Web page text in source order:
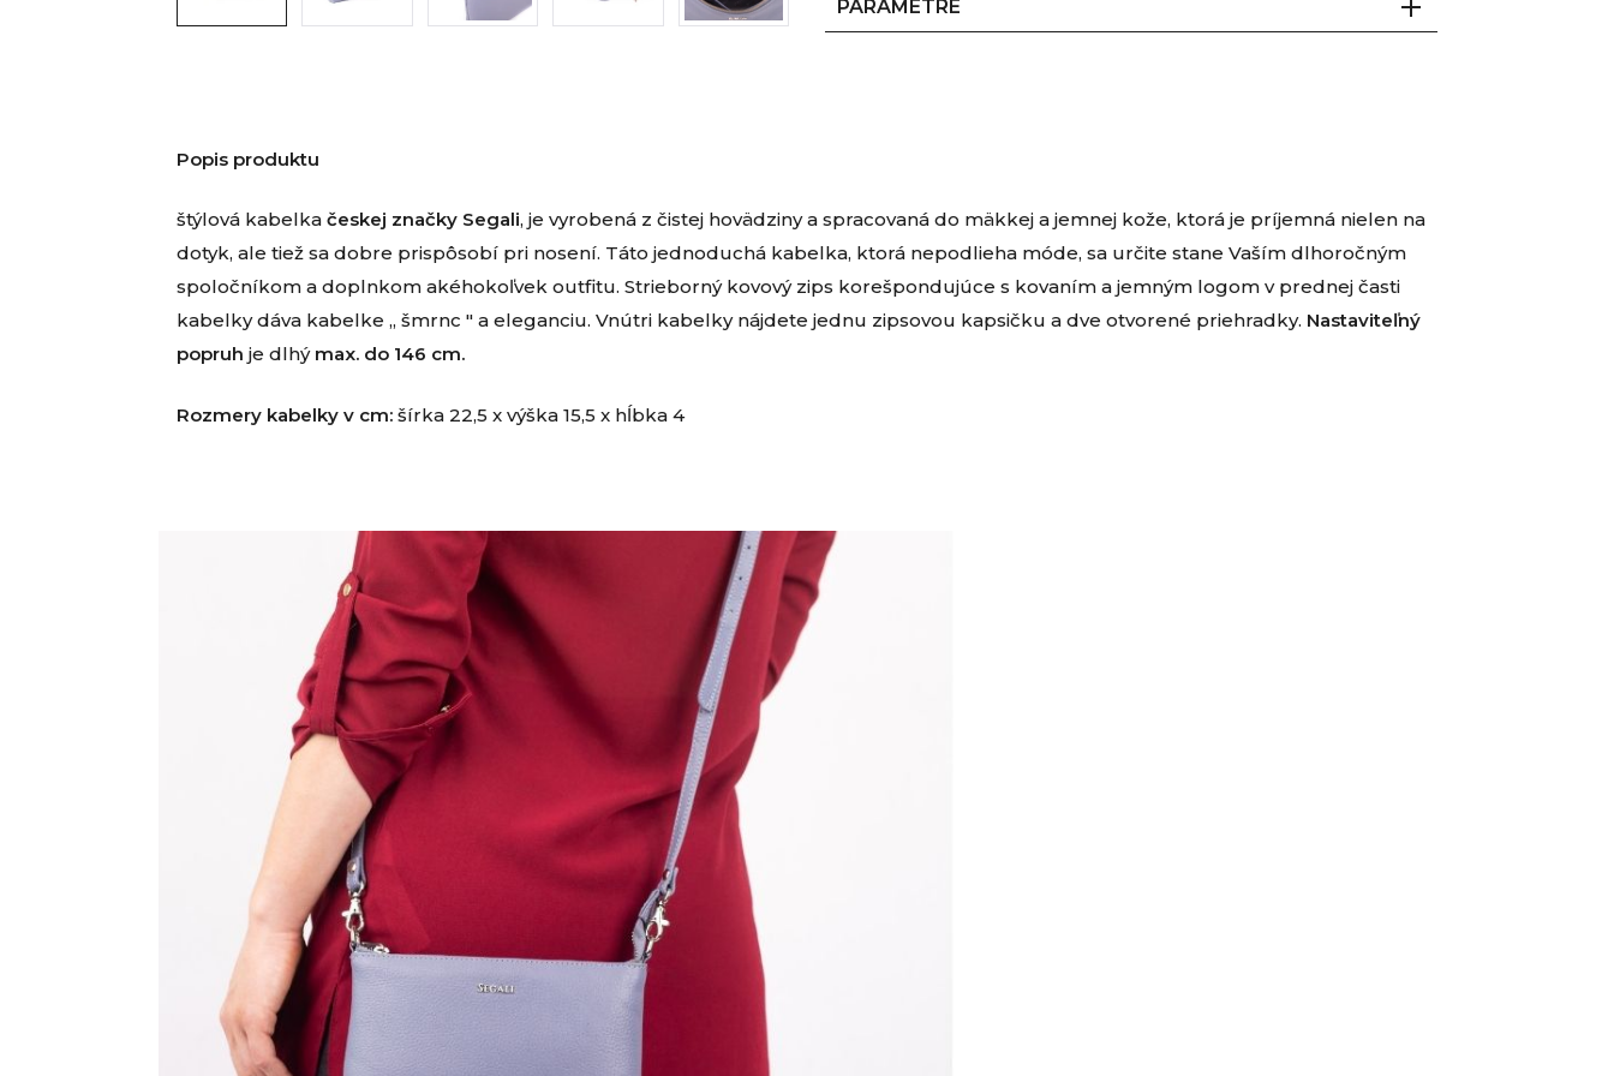
PARAMETRE
Popis produktu
štýlová kabelka českej značky Segali, je vyrobená z čistej hovädziny a spracovaná do mäkkej a jemnej kože, ktorá je príjemná nielen na
dotyk, ale tiež sa dobre prispôsobí pri nosení. Táto jednoduchá kabelka, ktorá nepodlieha móde, sa určite stane Vaším dlhoročným
spoločníkom a doplnkom akéhokoľvek outfitu. Strieborný kovový zips korešpondujúce s kovaním a jemným logom v prednej časti
kabelky dáva kabelke ,, šmrnc " a eleganciu. Vnútri kabelky nájdete jednu zipsovou kapsičku a dve otvorené priehradky. Nastaviteľný
popruh je dlhý max. do 146 cm.
Rozmery kabelky v cm: šírka 22,5 x výška 15,5 x hĺbka 4